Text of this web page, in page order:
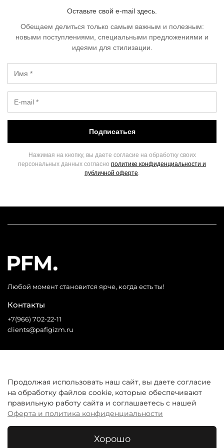
Оставьте свой e-mail здесь.
Обещаем делиться только самым важным и полезным:
новыми поступлениями, специальными предложениями и
идеями для стилизации.
Подписаться
Нажимая на кнопку, вы даете согласие на обработку своих
персональных данных согласно политике конфиденциальности и
публичной оферте
Любой момент становится ярче, когда есть ты!
Покупателям
Контакты
+7(966) 702-22-11
clients@pafigizm.ru
* Запрещенная сеть
© 2026 Все права защищены. Интернет-магазин одежды
Продолжая использовать наш сайт, вы даете согласие
на обработку файлов cookie, которые обеспечивают
правильную работу сайта и соглашаетесь с нашей
Оферта и политика конфиденциальности
Хорошо